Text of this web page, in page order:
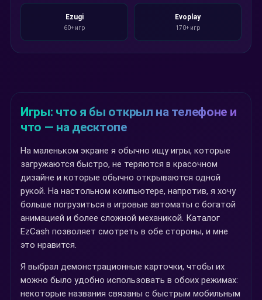
Ezugi
60+ игр
Evoplay
170+ игр
Игры: что я бы открыл на телефоне и
что — на десктопе
На маленьком экране я обычно ищу игры, которые
загружаются быстро, не теряются в красочном
дизайне и которые обычно открываются одной
рукой. На настольном компьютере, напротив, я хочу
больше погрузиться в игровые автоматы с богатой
анимацией и более сложной механикой. Каталог
EzCash позволяет смотреть в обе стороны, и мне
это нравится.
Я выбрал демонстрационные карточки, чтобы их
можно было удобно использовать в обоих режимах:
некоторые названия связаны с быстрым мобильным